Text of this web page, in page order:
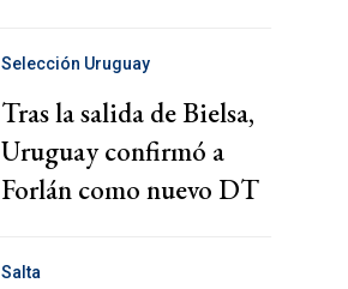
Selección Uruguay
Tras la salida de Bielsa,
Uruguay confirmó a
Forlán como nuevo DT
Salta